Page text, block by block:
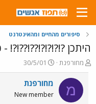
סיפורים מהחיים ומהאינטרנט
היתכן ?!?!?!?!??!??!?!
פ
ו
ת
ח
ה
מחורפנת
פ
ו
ר
ס
ם
30/5/01
מ מחורפנת
New member